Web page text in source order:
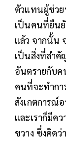
ตัวแทนผู้ช่ว
เป็นคนที่ยืน
แล้ว จากนั้น
เป็นสิ่งที่สำคั
อันตรายกับค
คนที่จะทำกา
สังเกตการณ์
และเราก็มีค
ขวาง ซึ่งคิดว่